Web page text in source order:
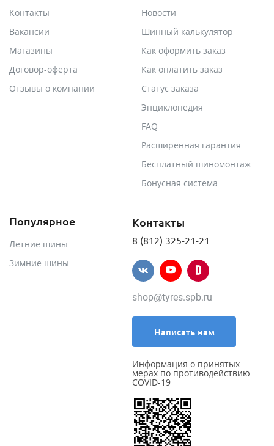
Контакты
Вакансии
Магазины
Договор-оферта
Отзывы о компании
Новости
Шинный калькулятор
Как оформить заказ
Как оплатить заказ
Статус заказа
Энциклопедия
FAQ
Расширенная гарантия
Бесплатный шиномонтаж
Бонусная система
Популярное
Летние шины
Зимние шины
Контакты
8 (812) 325-21-21
shop@tyres.spb.ru
Написать нам
Информация о принятых
мерах по противодействию
COVID-19